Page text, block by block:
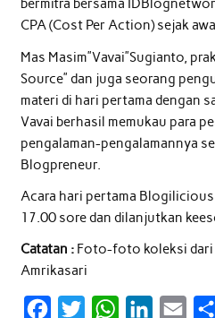
bermitra bersama
CPA (Cost Per Action) sejak
Mas Masim”Vavai”Sugianto,
Source” dan juga seorang
materi di hari pertama dengan
Vavai berhasil memukau para
pengalaman-pengalamannya
Blogpreneur.
Acara hari pertama
17.00 sore dan dilanjutkan
Catatan :Foto-foto koleksi dari
Amrikasari
W